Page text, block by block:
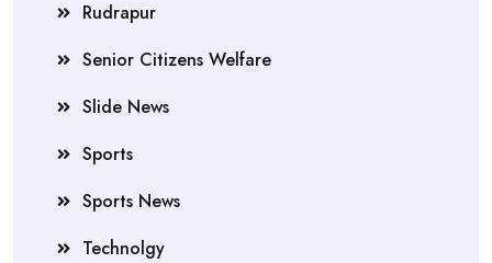
Rudrapur
Senior Citizens Welfare
Slide News
Sports
Sports News
Technolgy